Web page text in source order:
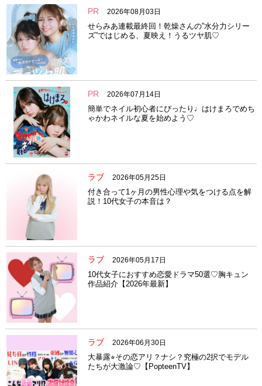
PR 2026年08月03日
せらみあ連載最終回！乾燥さんの”水分力シリー
ズ”ではじめる、夏映え！うるツヤ肌♡
PR 2026年07月14日
簡単でネイル初心者にぴったり♩はけまろでめち
ゃかわネイルな夏を始めよう♡
ラブ 2026年05月25日
付き合って1ヶ月の男性心理や気をつける点を解
説！10代女子の本音は？
ラブ 2026年05月17日
10代女子におすすめ恋愛ドラマ50選♡胸キュン
作品紹介【2026年最新】
ラブ 2026年06月30日
大暴露⭐︎その恋アリ？ナシ？究極の2択でモデル
たちが大激論♡【PopteenTV】